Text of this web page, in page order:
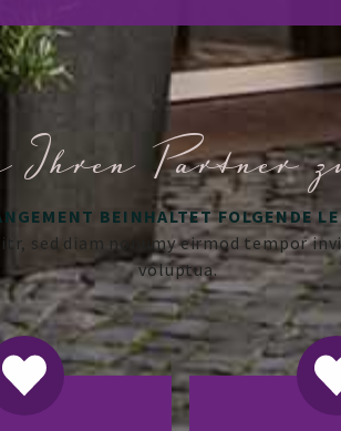
Ihren Partner
BEINHALTET FOLGENDE
sed diam nonumy eirmod tempor
voluptua.